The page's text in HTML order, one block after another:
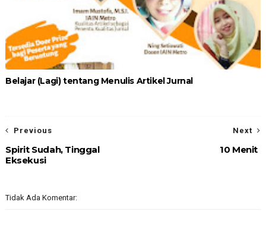
Belajar (Lagi) tentang Menulis Artikel Jurnal
Next
10 Menit
Previous
Spirit Sudah, Tinggal
Eksekusi
Tidak Ada Komentar: